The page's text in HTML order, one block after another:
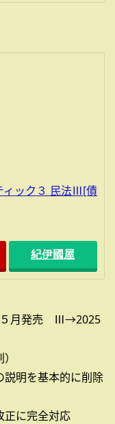
ィック３ 民法Ⅲ[債
紀伊國屋
月発売 Ⅲ→2025
明を基本的に削除
に完全対応